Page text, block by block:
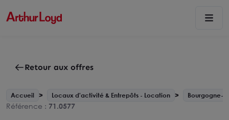
Retour aux offres
Accueil Locaux d'activité & Entrepôts - Location Bourgogne-
Référence : 71.0577